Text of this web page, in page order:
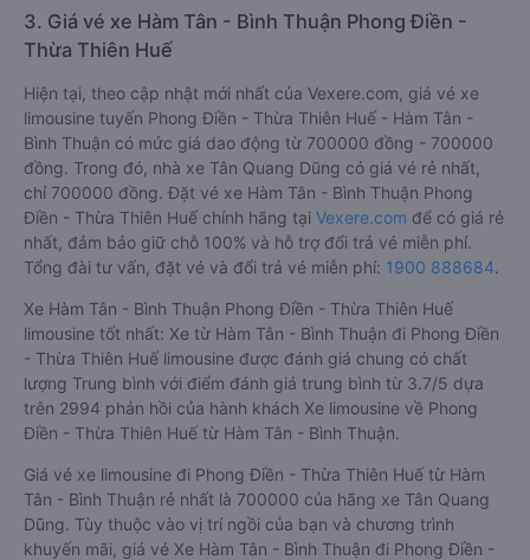
3. Giá vé xe Hàm Tân - Bình Thuận Phong Điền -
Thừa Thiên Huế
Hiện tại, theo cập nhật mới nhất của Vexere.com, giá vé xe
limousine tuyến Phong Điền - Thừa Thiên Huế - Hàm Tân -
Bình Thuận có mức giá dao động từ 700000 đồng - 700000
đồng. Trong đó, nhà xe Tân Quang Dũng có giá vé rẻ nhất,
chỉ 700000 đồng. Đặt vé xe Hàm Tân - Bình Thuận Phong
Điền - Thừa Thiên Huế chính hãng tại Vexere.com để có giá rẻ
nhất, đảm bảo giữ chỗ 100% và hỗ trợ đổi trả vé miễn phí.
Tổng đài tư vấn, đặt vé và đổi trả vé miễn phí: 1900 888684.
Xe Hàm Tân - Bình Thuận Phong Điền - Thừa Thiên Huế
limousine tốt nhất: Xe từ Hàm Tân - Bình Thuận đi Phong Điền
- Thừa Thiên Huế limousine được đánh giá chung có chất
lượng Trung bình với điểm đánh giá trung bình từ 3.7/5 dựa
trên 2994 phản hồi của hành khách Xe limousine về Phong
Điền - Thừa Thiên Huế từ Hàm Tân - Bình Thuận.
Giá vé xe limousine đi Phong Điền - Thừa Thiên Huế từ Hàm
Tân - Bình Thuận rẻ nhất là 700000 của hãng xe Tân Quang
Dũng. Tùy thuộc vào vị trí ngồi của bạn và chương trình
khuyến mãi, giá vé Xe Hàm Tân - Bình Thuận đi Phong Điền -